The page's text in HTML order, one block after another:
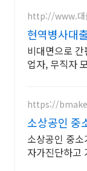
http://www.대
현역병사대
류 No신용
비대면으로
업자, 무직자
https://
소상공인 중
책자금 1분
소상공인 중
자가진단하고